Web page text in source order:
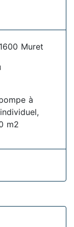
Muret
à
m2